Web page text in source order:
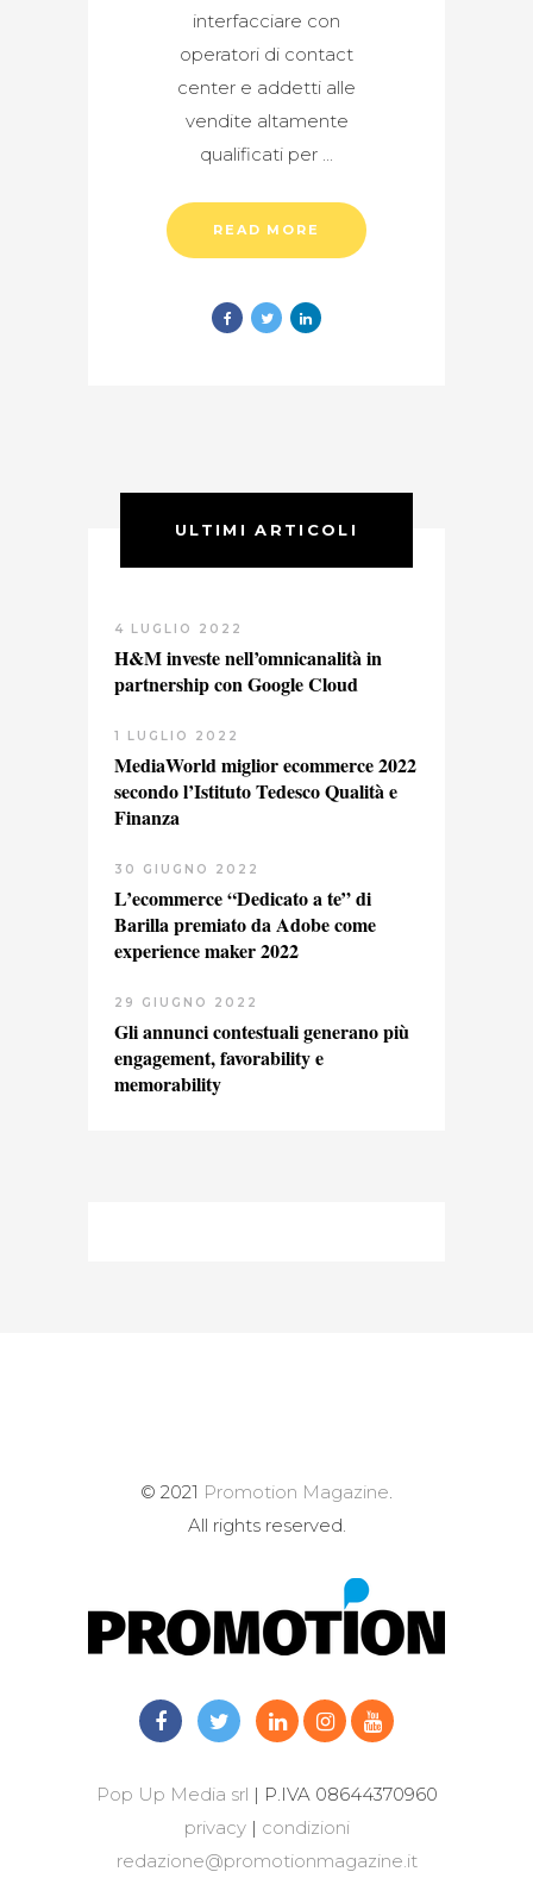
interfacciare con
operatori di contact
center e addetti alle
vendite altamente
qualificati per
READ MORE
ULTIMI ARTICOLI
4 LUGLIO 2022
H&M investe nell’omnicanalità in
partnership con Google Cloud
1 LUGLIO 2022
MediaWorld miglior ecommerce 2022
secondo l’Istituto Tedesco Qualità e
Finanza
30 GIUGNO 2022
L’ecommerce “Dedicato a te” di
Barilla premiato da Adobe come
experience maker 2022
29 GIUGNO 2022
Gli annunci contestuali generano più
engagement, favorability e
memorability
© 2021 Promotion Magazine
All rights reserved.
Pop Up Media srl | P.IVA 08644370960
privacy| condizioni
redazione@promotionmagazine.it